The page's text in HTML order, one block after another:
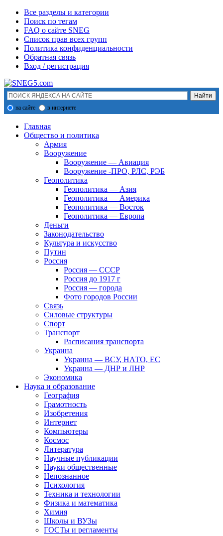
Все разделы и категории
Поиск по тегам
FAQ о сайте SNEG
Список прав всех групп
Политика конфиденциальности
Обратная связь
Вход / регистрация
на сайте в интернете
Главная
Общество и политика
Армия
Вооружение
Вооружение — Авиация
Вооружение -ПРО, РЛС, РЭБ
Геополитика
Геополитика — Азия
Геополитика — Америка
Геополитика — Восток
Геополитика — Европа
Деньги
Законодательство
Культура и искусство
Путин
Россия
Россия — СССР
Россия до 1917 г
Россия — города
Фото городов России
Связь
Силовые структуры
Спорт
Транспорт
Расписания транспорта
Украина
Украина — ВСУ, НАТО, ЕС
Украина — ДНР и ЛНР
Экономика
Наука и образование
География
Грамотность
Изобретения
Интернет
Компьютеры
Космос
Литература
Научные публикации
Науки общественные
Непознанное
Психология
Техника и технологии
Физика и математика
Химия
Школы и ВУЗы
ГОСТы и регламенты